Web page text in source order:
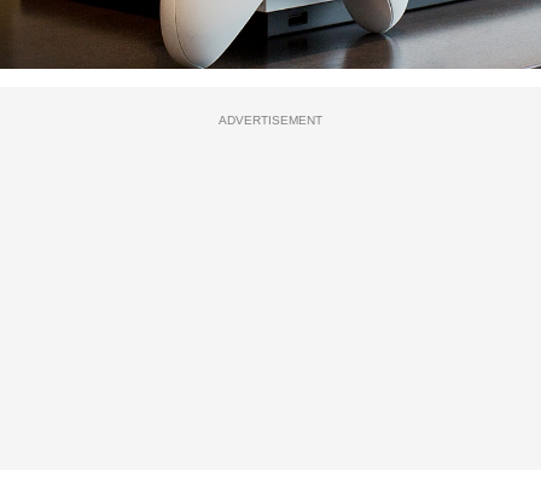
ADVERTISEMENT